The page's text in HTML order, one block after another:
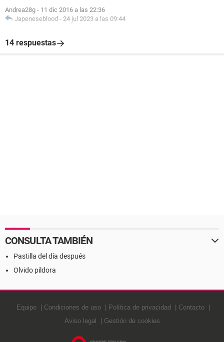
Andrea28g - 11 dic 2016 a las 22:36
Japeneseblood - 24 jul 2023 a las 09:44
14 respuestas
CONSULTA TAMBIÉN
Pastilla del día después
Olvido pildora
Equipo Condiciones de uso Política de privacidad
Contacto
Aviso legal
Gestión de cookies